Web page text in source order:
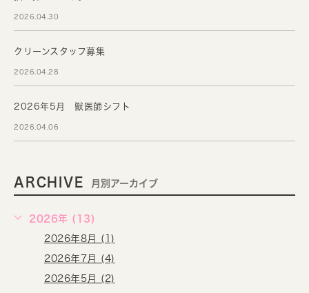
2026.04.30
クリーンスタッフ募集
2026.04.28
2026年5月 獣医師シフト
2026.04.06
ARCHIVE 月別アーカイブ
2026年 (13)
2026年8月 (1)
2026年7月 (4)
2026年5月 (2)